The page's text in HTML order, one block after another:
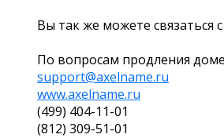
Вы так же можете
По вопросам продления
support@axelname.ru
www.axelname.ru
(499) 404-11-01
(812) 309-51-01